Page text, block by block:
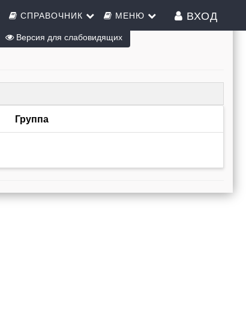
СПРАВОЧНИК МЕНЮ ВХОД
Группа
Версия для слабовидящих